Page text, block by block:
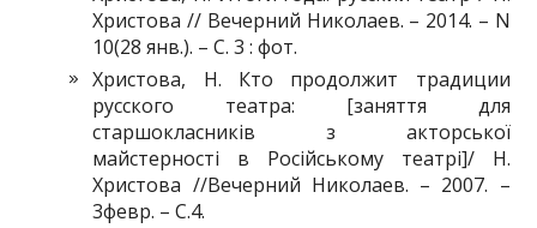
Христова // Вечерний Николаев. – 2014. – N
10(28 янв.). – С. 3 : фот.
Христова, Н. Кто продолжит традиции
русского театра: [заняття для
старшокласників з акторської
майстерності в Російському театрі]/ Н.
Христова //Вечерний Николаев. – 2007. –
3февр. – С.4.